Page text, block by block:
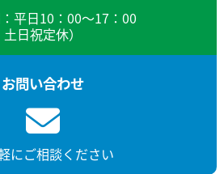
平日10：00～17：00
土日祝定休）
お問い合わせ
にご相談ください